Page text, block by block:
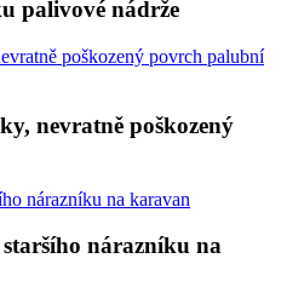
palivové nádrže
nevratně poškozený
nárazníku na